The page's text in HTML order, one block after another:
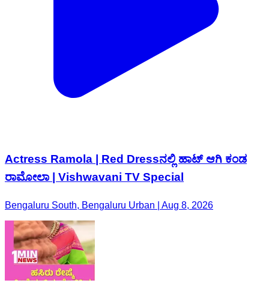
Actress Ramola | Red Dressನಲ್ಲಿ ಹಾಟ್ ಆಗಿ ಕಂಡ
ರಾಮೋಲಾ | Vishwavani TV Special
Bengaluru South, Bengaluru Urban | Aug 8, 2026